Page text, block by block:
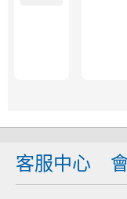
客服中心